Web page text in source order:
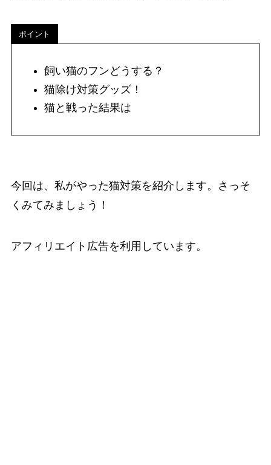
ポイント
飼い猫のフンどうする？
猫除け対策グッズ！
猫と戦った結果は
今回は、私がやった猫対策を紹介します。さっそ
くみてみましょう！
アフィリエイト広告を利用しています。